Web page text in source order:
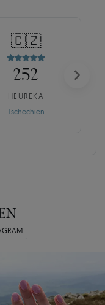
🇨🇿
252
HEUREKA
Tschechien